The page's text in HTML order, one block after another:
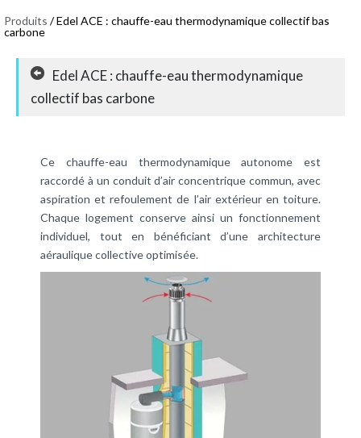
Produits / Edel ACE : chauffe-eau thermodynamique collectif bas
carbone
Edel ACE : chauffe-eau thermodynamique
collectif bas carbone
Ce chauffe-eau thermodynamique autonome est
raccordé à un conduit d’air concentrique commun, avec
aspiration et refoulement de l’air extérieur en toiture.
Chaque logement conserve ainsi un fonctionnement
individuel, tout en bénéficiant d’une architecture
aéraulique collective optimisée.